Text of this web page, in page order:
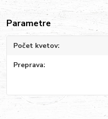
Parametre
Počet kvetov
Preprava